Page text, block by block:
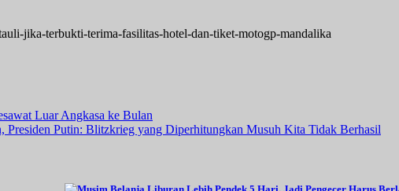
jika-terbukti-terima-fasilitas-hotel-dan-tiket-motogp-mandalika
Luar Angkasa ke Bulan
Presiden Putin: Blitzkrieg yang Diperhitungkan Musuh Kita Tidak Berhasil